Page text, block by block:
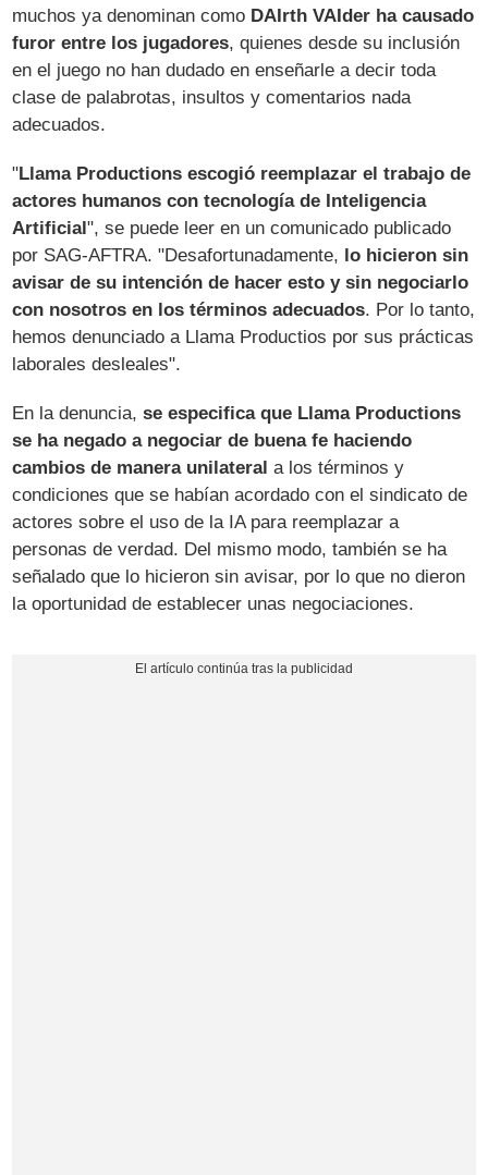
muchos ya denominan como DAIrth VAIder ha causado
furor entre los jugadores, quienes desde su inclusión
en el juego no han dudado en enseñarle a decir toda
clase de palabrotas, insultos y comentarios nada
adecuados.
"Llama Productions escogió reemplazar el trabajo de
actores humanos con tecnología de Inteligencia
Artificial", se puede leer en un comunicado publicado
por SAG-AFTRA. "Desafortunadamente, lo hicieron sin
avisar de su intención de hacer esto y sin negociarlo
con nosotros en los términos adecuados. Por lo tanto,
hemos denunciado a Llama Productios por sus prácticas
laborales desleales".
En la denuncia,se especifica que Llama Productions
se ha negado a negociar de buena fe haciendo
cambios de manera unilateral a los términos y
condiciones que se habían acordado con el sindicato de
actores sobre el uso de la IA para reemplazar a
personas de verdad. Del mismo modo, también se ha
señalado que lo hicieron sin avisar, por lo que no dieron
la oportunidad de establecer unas negociaciones.